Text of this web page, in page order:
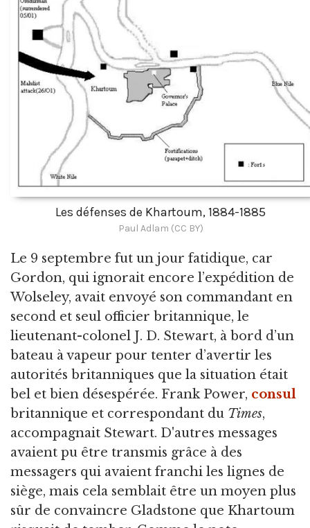
Les défenses de Khartoum, 1884-1885
Paul Adlam (CC BY)
Le 9 septembre fut un jour fatidique, car
Gordon, qui ignorait encore l’expédition de
Wolseley, avait envoyé son commandant en
second et seul officier britannique, le
lieutenant-colonel J. D. Stewart, à bord d’un
bateau à vapeur pour tenter d’avertir les
autorités britanniques que la situation était
bel et bien désespérée. Frank Power, consul
britannique et correspondant du Times,
accompagnait Stewart. D'autres messages
avaient pu être transmis grâce à des
messagers qui avaient franchi les lignes de
siège, mais cela semblait être un moyen plus
sûr de convaincre Gladstone que Khartoum